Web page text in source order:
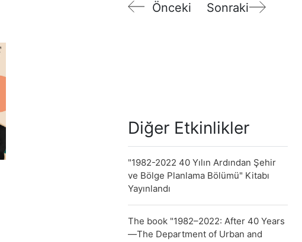
Önceki Sonraki
Diğer Etkinlikler
"1982-2022 40 Yılın Ardından Şehir
ve Bölge Planlama Bölümü" Kitabı
Yayınlandı
The book "1982–2022: After 40 Years
—The Department of Urban and